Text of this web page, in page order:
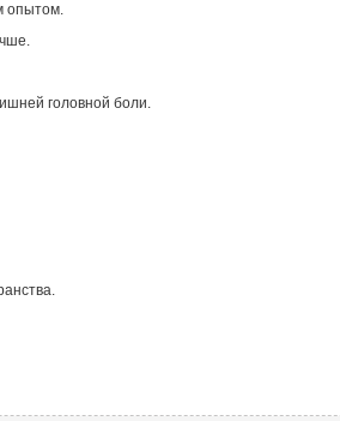
опытом.
головной боли.